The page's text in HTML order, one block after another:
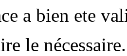
a bien ete
le